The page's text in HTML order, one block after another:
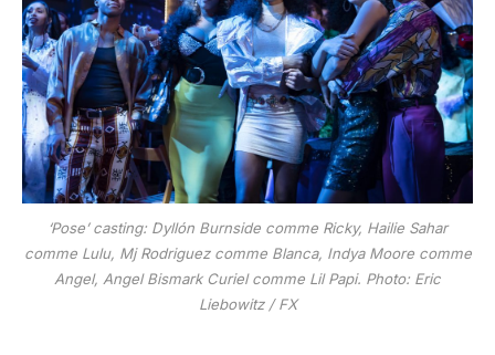
‘Pose’ casting: Dyllón Burnside comme Ricky, Hailie Sahar
comme Lulu, Mj Rodriguez comme Blanca, Indya Moore comme
Angel, Angel Bismark Curiel comme Lil Papi. Photo: Eric
Liebowitz / FX